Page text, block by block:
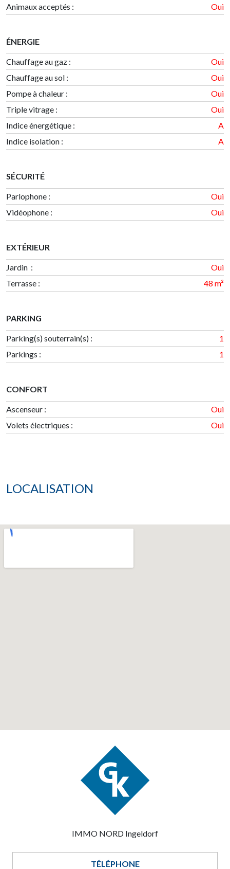
Animaux acceptés : Oui
ÉNERGIE
Chauffage au gaz :
Oui
Chauffage au sol :
Oui
Pompe à chaleur :
Oui
Triple vitrage :
Oui
Indice énergétique :
A
Indice isolation : A
SÉCURITÉ
Parlophone :
Oui
Vidéophone :
Oui
EXTÉRIEUR
Jardin :
Oui
Terrasse : 48 m²
PARKING
Parking(s) souterrain(s) :
1
Parkings : 1
CONFORT
Ascenseur :
Oui
Volets électriques :
Oui
LOCALISATION
IMMO NORD Ingeldorf
TÉLÉPHONE